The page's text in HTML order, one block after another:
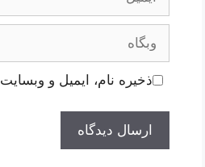
وبگاه
ذخیره نام، ایمیل و